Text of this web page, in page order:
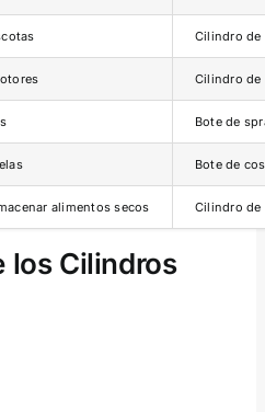
Cilindro de
Cilindro de
Bote de
Bote de
alimentos secos Cilindro de
los Cilindros